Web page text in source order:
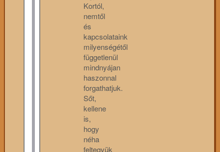
Kortól,
nemtől
és
kapcsolataink
milyenségétől
függetlenül
mindnyájan
haszonnal
forgathatjuk.
Sőt,
kellene
is,
hogy
néha
feltegyük